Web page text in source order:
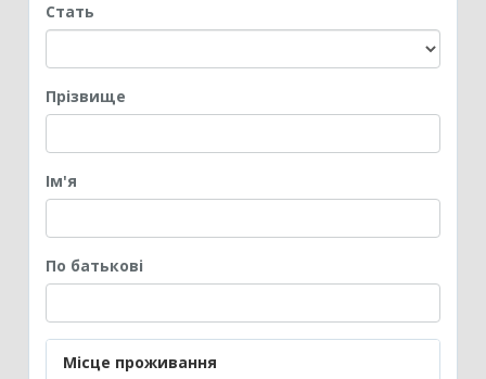
Стать
Прізвище
Ім'я
По батькові
Місце проживання